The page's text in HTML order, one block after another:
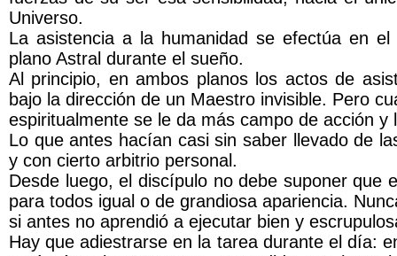
Universo.
La asistencia a la humanidad se efectúa en
plano Astral durante el sueño.
Al principio, en ambos planos los actos de
bajo la dirección de un Maestro invisible. Pero
espiritualmente se le da más campo de acción y
Lo que antes hacían casi sin saber llevado de
y con cierto arbitrio personal.
Desde luego, el discípulo no debe suponer que
para todos igual o de grandiosa apariencia.
si antes no aprendió a ejecutar bien y
Hay que adiestrarse en la tarea durante el día: